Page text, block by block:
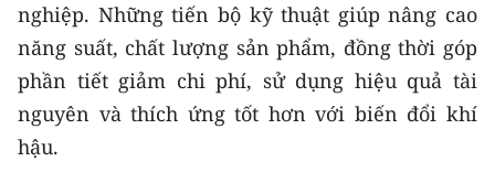
54 DÂN TỘC VIỆT NAM
CHƯƠNG TRÌNH OCOP - MỖI XÃ
MỘT SẢN PHẨM
RADIO
nghiệp. Những tiến bộ kỹ thuật giúp nâng cao
năng suất, chất lượng sản phẩm, đồng thời góp
phần tiết giảm chi phí, sử dụng hiệu quả tài
nguyên và thích ứng tốt hơn với biến đổi khí
hậu.